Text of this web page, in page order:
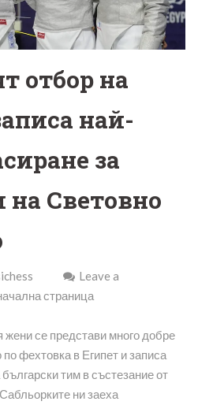
отбор на
най-
за
на Световно
Leave a
страница
жени се представи много добре
фехтовка в Египет и записа
тим в състезание от
ни заеха